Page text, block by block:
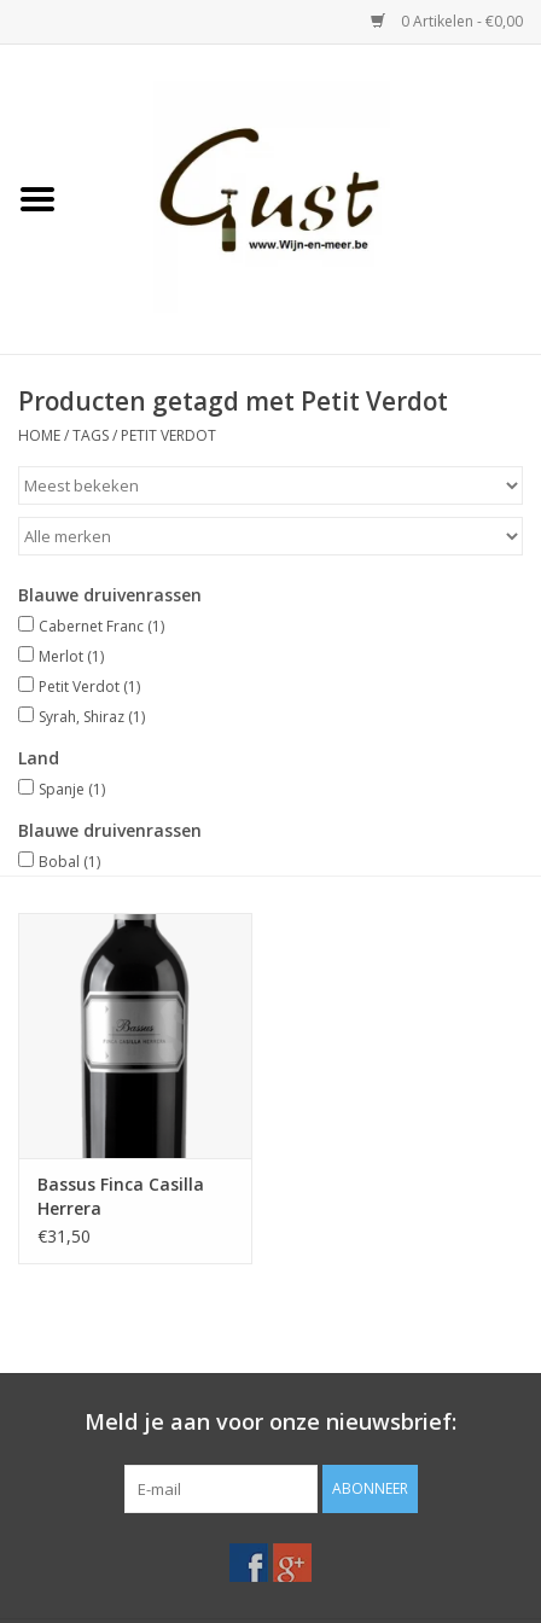
0 Artikelen - €0,00
Witte wijn
Bubbels & Vermout
Merken
Producten getagd met Petit Verdot
HOME/TAGS/ PETIT VERDOT
Blauwe druivenrassen
Cabernet Franc (1)
Merlot (1)
Petit Verdot (1)
Syrah, Shiraz (1)
Land
Spanje (1)
Blauwe druivenrassen
Bobal (1)
Bassus Finca Casilla
Herrera
Hispano+Suizas
€31,50
Meld je aan voor onze nieuwsbrief:
ABONNEER